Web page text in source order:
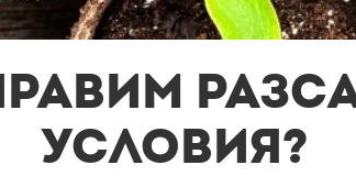
условия?